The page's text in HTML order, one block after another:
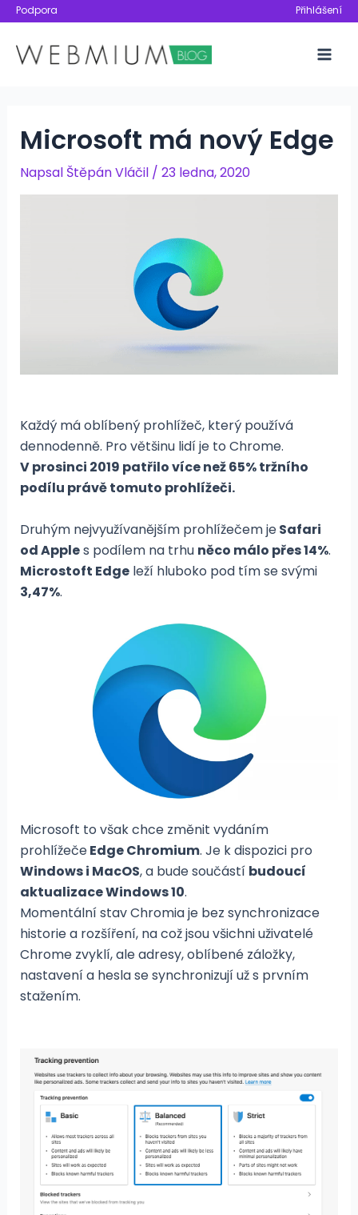
Přeskočit
obsah
Podpora Přihlášení
Microsoft má nový Edge
Napsal Štěpán Vláčil / 23 ledna, 2020
Každý má oblíbený prohlížeč, který používá
dennodenně. Pro většinu lidí je to Chrome.
V prosinci 2019 patřilo více než 65% tržního
podílu právě tomuto prohlížeči.
Druhým nejvyužívanějším prohlížečem jeSafari
od Apples podílem na trhu něco málo přes 14%.
Microstoft Edgeleží hluboko pod tím se svými
3,47%.
Microsoft to však chce změnit vydáním
prohlížečeEdge Chromium. Je k dispozici pro
Windows i MacOS, a bude součástí budoucí
aktualizace Windows 10.
Momentální stav Chromia je bez synchronizace
historie a rozšíření, na což jsou všichni uživatelé
Chrome zvyklí, ale adresy, oblíbené záložky,
nastavení a hesla se synchronizují už s prvním
stažením.